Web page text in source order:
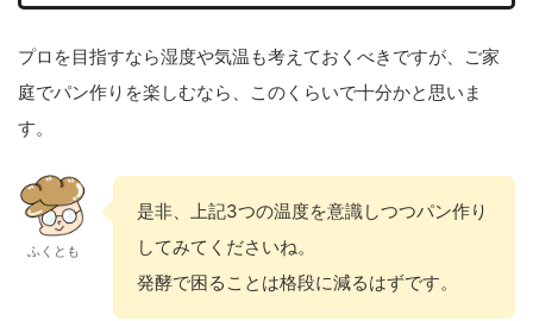
プロを目指すなら湿度や気温も考えておくべきですが、ご家
庭でパン作りを楽しむなら、このくらいで十分かと思いま
す。
ふくとも
是非、上記3つの温度を意識しつつパン作り
してみてくださいね。
発酵で困ることは格段に減るはずです。